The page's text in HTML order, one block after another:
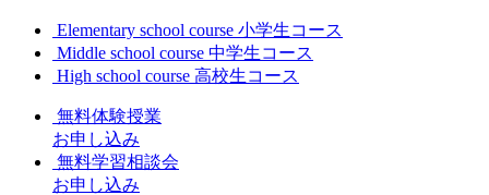
Elementary school course 小学生コース
Middle school course 中学生コース
High school course 高校生コース
無料体験授業
お申し込み
無料学習相談会
お申し込み